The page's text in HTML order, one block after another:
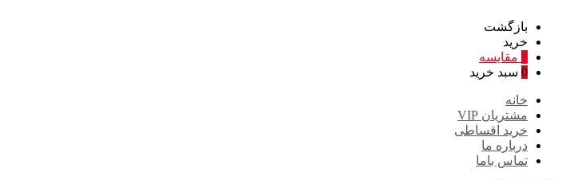
بازگشت
خرید
مقایسه
0 سبد خرید
خانه
مشتریان VIP
خرید اقساطی
درباره ما
تماس باما